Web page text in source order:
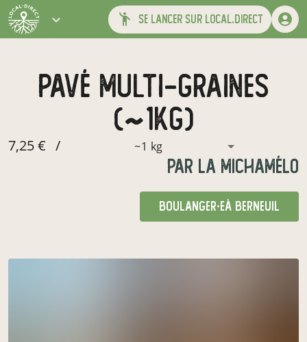
se lancer sur local.direct
pavé multi-graines
(~1kg)
7,25 € / ~1 kg
par La Michamélo
boulanger·eà Berneuil